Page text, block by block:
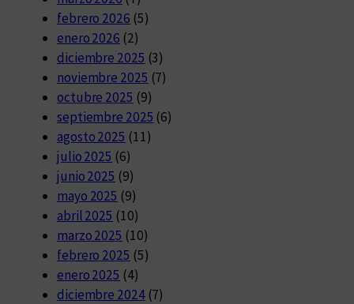
febrero 2026 (5)
enero 2026 (2)
diciembre 2025 (3)
noviembre 2025 (7)
octubre 2025 (9)
septiembre 2025 (6)
agosto 2025 (11)
julio 2025 (6)
junio 2025 (9)
mayo 2025 (9)
abril 2025 (10)
marzo 2025 (10)
febrero 2025 (5)
enero 2025 (4)
diciembre 2024(7)